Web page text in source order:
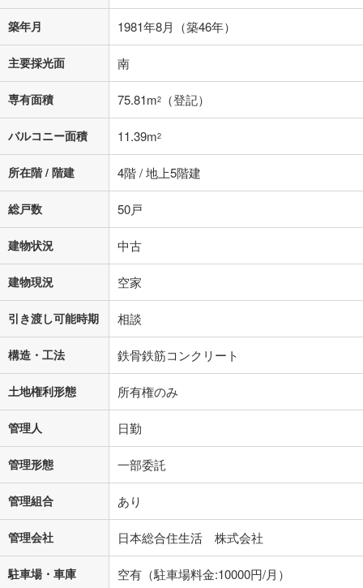
不動産会社に購入相談をする 無料
築年月 1981年8月（築46年）
主要採光面 南
専有面積 75.81m2 （登記）
バルコニー面積 11.39m2
所在階 / 階建 4階 / 地上5階建
総戸数 50戸
建物状況 中古
建物現況 空家
引き渡し可能時期 相談
構造・工法 鉄骨鉄筋コンクリート
土地権利形態 所有権のみ
管理人 日勤
管理形態 一部委託
管理組合 あり
管理会社 日本総合住生活 株式会社
駐車場・車庫 空有（駐車場料金:10000円/月）